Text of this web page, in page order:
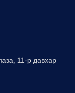
11-р давхар